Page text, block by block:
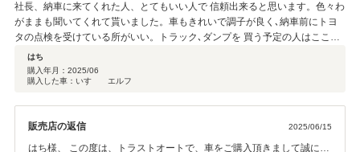
社長、納車に来てくれた人、とてもいい人で 信頼出来ると思います。色々わ
がままも聞いてくれて貰いました。車もきれいで調子が良く､納車前にトヨ
タの点検を受けている所がいい。トラック､ダンプを 買う予定の人はここで
間違いないと思う！保証もあるので安心
はち
購入年月： 2025/06
購入した車：いすゞ エルフ
販売店の返信 2025/06/15
はち様、 この度は、トラストオートで、車をご購入頂きまして誠にあ